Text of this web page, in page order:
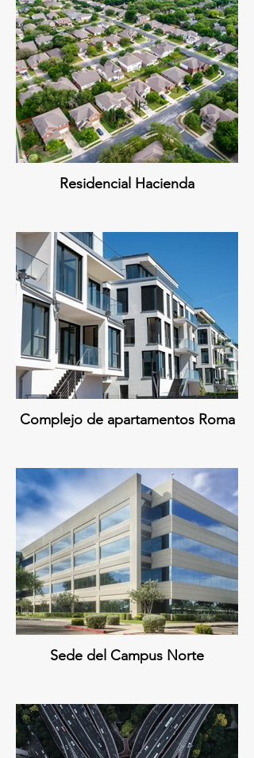
Residencial Hacienda
Complejo de apartamentos Roma
Sede del Campus Norte